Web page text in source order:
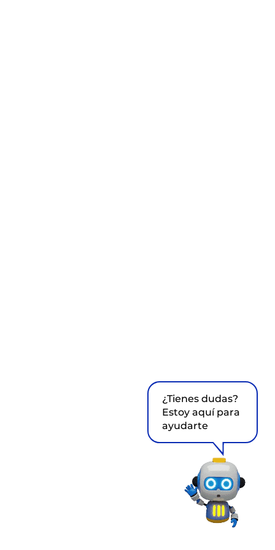
¿Tienes dudas?
Estoy aquí para
ayudarte